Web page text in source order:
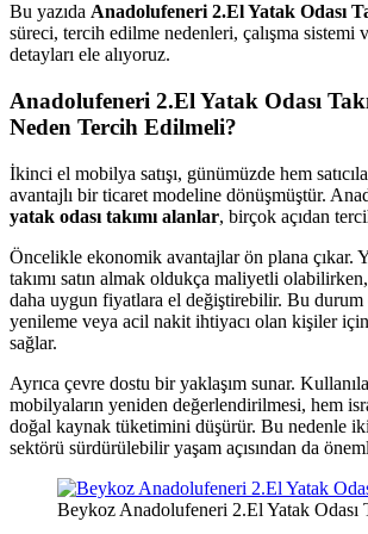
Bu yazıda Anadolufeneri 2.El Yatak Odası
süreci, tercih edilme nedenleri, çalışma sistemi
detayları ele alıyoruz.
Anadolufeneri 2.El Yatak Odası
Neden Tercih Edilmeli?
İkinci el mobilya satışı, günümüzde hem
avantajlı bir ticaret modeline dönüşmüştür.
yatak odası takımı alanlar, birçok açıdan
Öncelikle ekonomik avantajlar ön plana çıkar.
takımı satın almak oldukça maliyetli
daha uygun fiyatlara el değiştirebilir. Bu durum
yenileme veya acil nakit ihtiyacı olan kişiler
sağlar.
Ayrıca çevre dostu bir yaklaşım sunar.
mobilyaların yeniden değerlendirilmesi, hem
doğal kaynak tüketimini düşürür. Bu nedenle
sektörü sürdürülebilir yaşam açısından da
Beykoz Anadolufeneri 2.El Yatak Odası